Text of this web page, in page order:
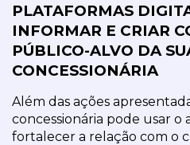
PLATAFORMAS
INFORMAR E CRIAR
PÚBLICO-ALVO DA
CONCESSIONÁRIA
Além das ações
concessionária pode usar
fortalecer a relação com o